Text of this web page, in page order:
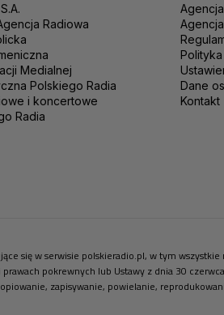
Radiowa
Medialnej
Polskiego Radia
i koncertowe
Radia
Dane
Kontakt
się w serwisie polskieradio.pl, w tym
pokrewnych lub Ustawy z dnia 30
zapisywanie, powielanie,